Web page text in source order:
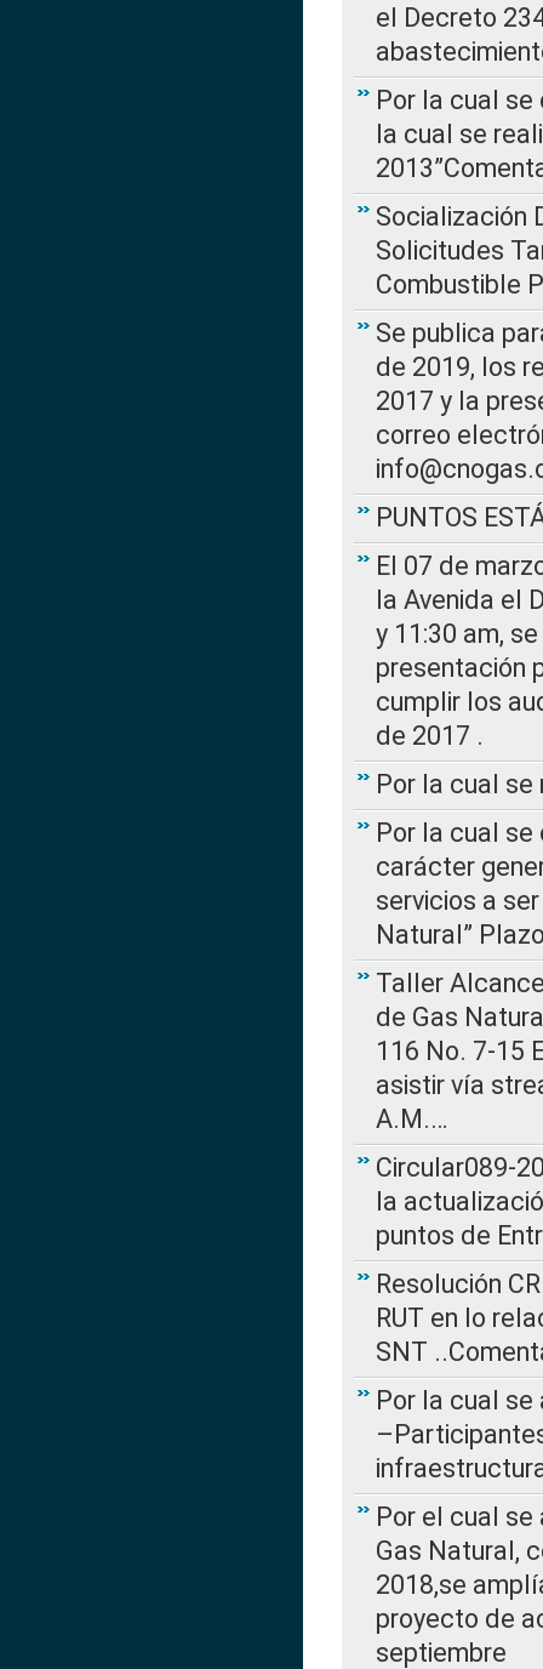
el Decreto
Por la cual se
la cual se
Socialización
Solicitudes
Combustible
Se publica
de 2019, los
2017 y la
correo
PUNTOS
El 07 de
la Avenida el
y 11:30 am,
presentación
cumplir los
de 2017 .
Por la cual se
Por la cual
carácter
servicios a
Natural”
Taller
de Gas
116 No. 7-15
asistir vía
A.M.…
Circular089-
la
puntos de
Resolución
RUT en lo
SNT
Por la cual se
Por el cual
Gas Natural,
2018,se
proyecto de
septiembre